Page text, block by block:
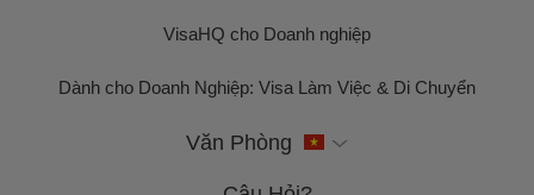
VisaHQ cho Doanh nghiệp
Dành cho Doanh Nghiệp: Visa Làm Việc & Di Chuyển
Văn Phòng